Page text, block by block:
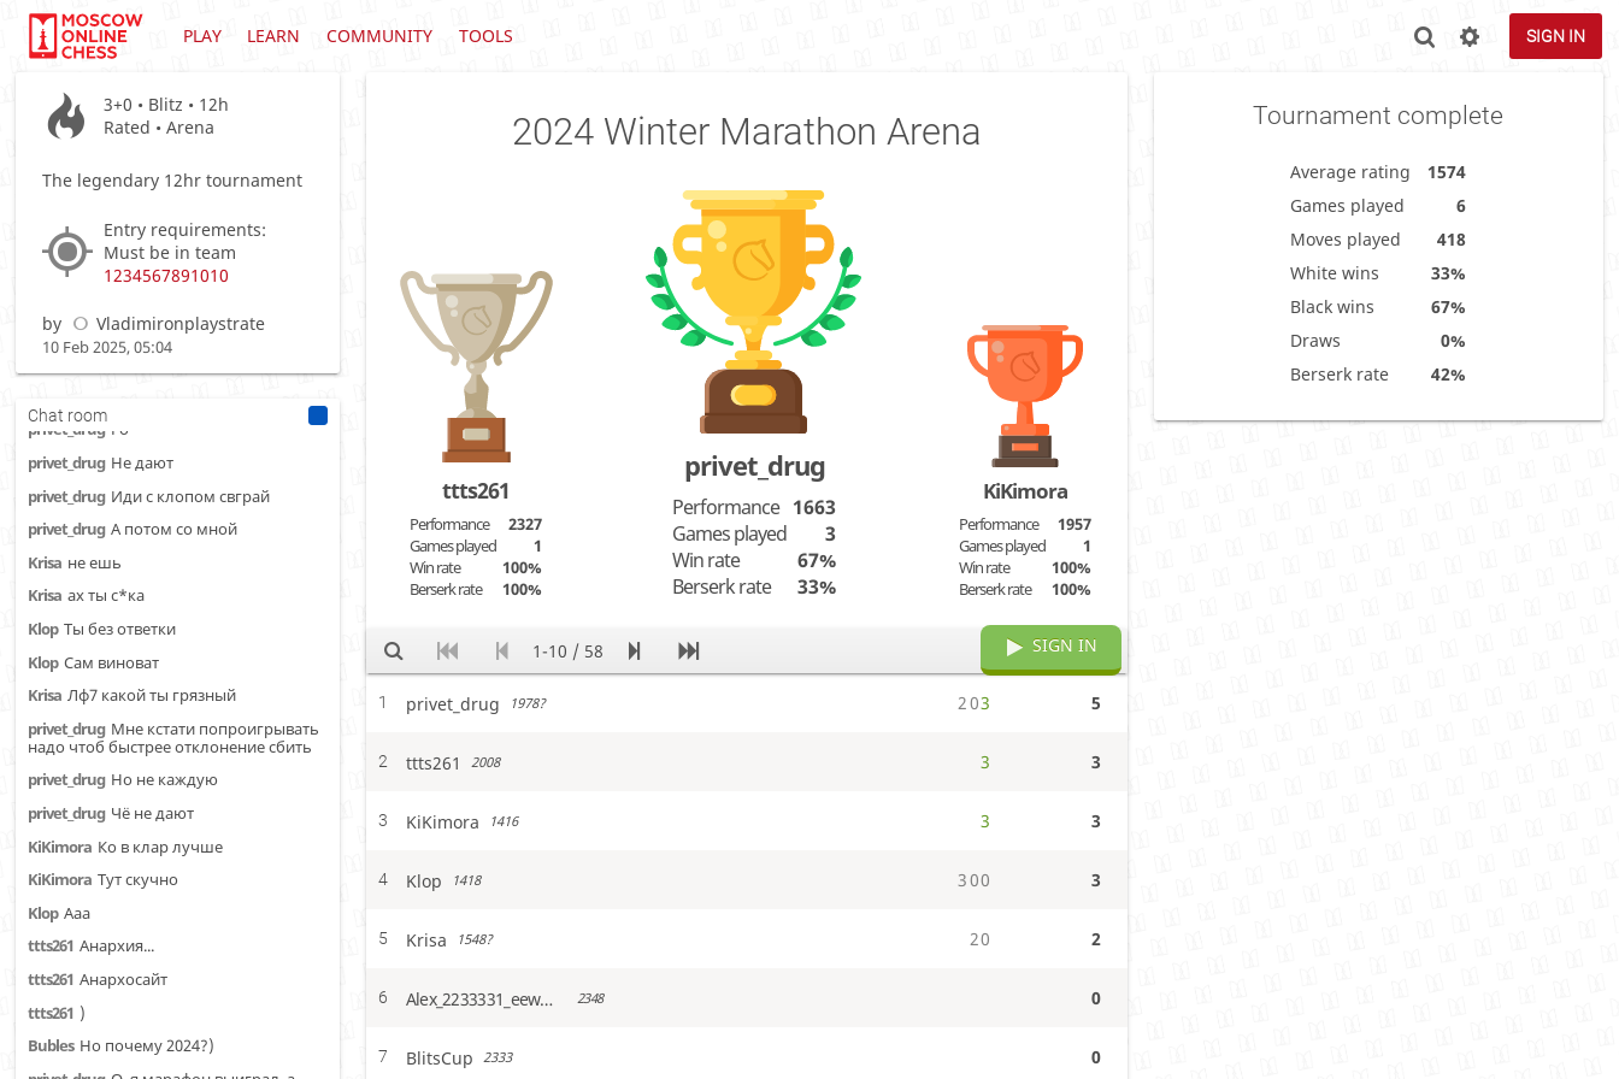
PLAY LEARN COMMUNITY TOOLS SIGN IN
3+0 • Blitz • 12h
Rated • Arena
The legendary 12hr tournament
Entry requirements:
Must be in team
1234567891010
by Vladimironplaystrate
10 Feb 2025, 05:04
Chat room
WildCat Вов я же сказал пароль
BorysiukIvan
BorysiukIvan Чтобы было 2000 ироков в
турнире
Упс
Krisa Не ешь его пж
privet_drug ОЙ
privet_drug Я ферзя подставил
privet_drug Го
privet_drug Не дают
privet_drug Иди с клопом свграй
privet_drug А потом со мной
Krisa не ешь
Krisa ах ты с*ка
Klop Ты без ответки
Klop Сам виноват
Krisa Лф7 какой ты грязный
privet_drug Мне кстати попроигрывать
надо чтоб быстрее отклонение сбить
privet_drug Но не каждую
privet_drug Чё не дают
KiKimora Ко в клар лучше
KiKimora Тут скучно
Klop Ааа
ttts261 Анархия...
ttts261 Анархосайт
ttts261 )
Bubles Но почему 2024?)
Tournament complete
Average rating
1574
Games played
6
Moves played
418
White wins
33%
Black wins
67%
Draws
0%
Berserk rate
42%
2024 Winter Marathon Arena
ttts261
Performance
2327
Games played
1
Win rate
100%
Berserk rate
100%
privet_drug
Performance 1663
Games played
3
Win rate
67%
Berserk rate
33%
KiKimora
Performance
1957
Games played
1
Win rate
100%
Berserk rate
100%
1-10 / 58 SIGN IN
1 privet_drug 1978? 203 5
2 ttts261 2008 3 3
3 KiKimora 1416 3 3
4 Klop 1418 300 3
5 Krisa 1548? 20 2
6 Alex_2233331_eewmsas 2348 0
7 BlitsCup 2333 0